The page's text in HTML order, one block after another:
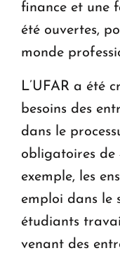
finance et une
été ouvertes,
monde
L’UFAR a été
besoins des
dans le
obligatoires de
exemple, les
emploi dans le
étudiants
venant des